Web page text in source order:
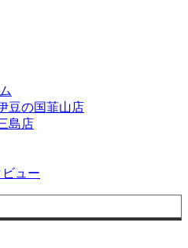
豆の国韮山店
島店
ュー